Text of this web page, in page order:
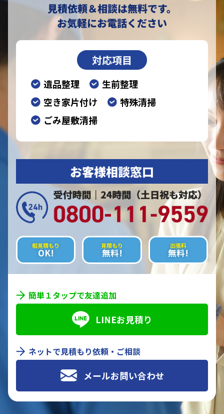
見積依頼＆相談は無料です。
お気軽にお電話ください
対応項目
遺品整理
生前整理
空き家片付け
特殊清掃
ごみ屋敷清掃
お客様相談窓口
相見積もり
OK!
見積もり
無料!
出張料
無料!
簡単１タップで友達追加
LINEお見積り
ネットで見積もり依頼・ご相談
メールお問い合わせ